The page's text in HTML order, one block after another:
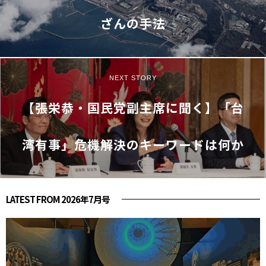
ざんの手法
NEXT STORY
【張栄恭・国民党副主席に聞く】「台
湾有事」危機解決のキーワードは何か
LATEST FROM 2026年7月号